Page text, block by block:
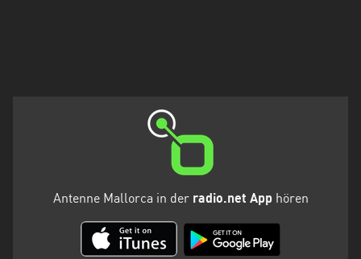
Antenne Mallorca in der radio.net Apphören